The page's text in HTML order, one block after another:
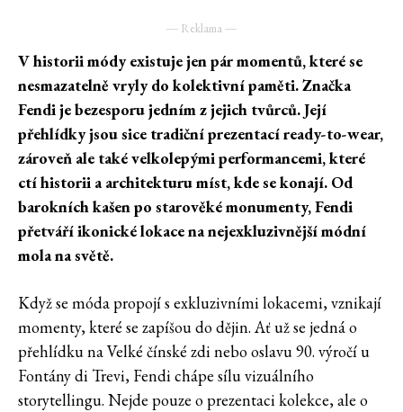
― Reklama ―
V historii módy existuje jen pár momentů, které se
nesmazatelně vryly do kolektivní paměti. Značka
Fendi je bezesporu jedním z jejich tvůrců. Její
přehlídky jsou sice tradiční prezentací ready-to-wear,
zároveň ale také velkolepými performancemi, které
ctí historii a architekturu míst, kde se konají. Od
barokních kašen po starověké monumenty, Fendi
přetváří ikonické lokace na nejexkluzivnější módní
mola na světě.
Když se móda propojí s exkluzivními lokacemi, vznikají
momenty, které se zapíšou do dějin. Ať už se jedná o
přehlídku na Velké čínské zdi nebo oslavu 90. výročí u
Fontány di Trevi, Fendi chápe sílu vizuálního
storytellingu. Nejde pouze o prezentaci kolekce, ale o